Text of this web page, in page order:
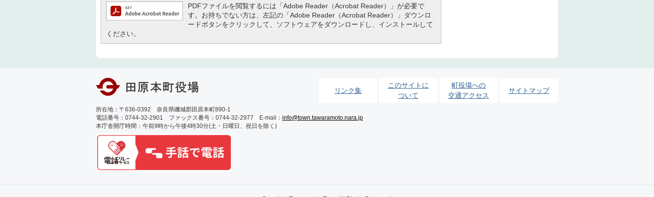
PDFファイルを閲覧するには「Adobe Reader（Acrobat Reader）」が必要で
す。お持ちでない方は、左記の「Adobe Reader（Acrobat Reader）」ダウンロ
ードボタンをクリックして、ソフトウェアをダウンロードし、インストールして
ください。
リンク集
このサイトに
ついて
町役場への
交通アクセス
サイトマップ
所在地：〒636-0392 奈良県磯城郡田原本町890-1
電話番号：0744-32-2901 ファックス番号：0744-32-2977 E-mail： info@town.tawaramoto.nara.jp
本庁舎開庁時間：午前9時から午後4時30分(土・日曜日、祝日を除く)